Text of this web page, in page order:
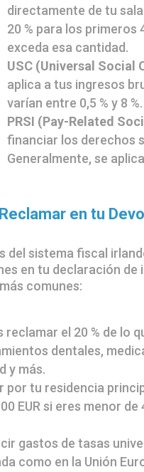
directamente de tu
20 % para los primeros
exceda esa cantidad.
USC (Universal Social
aplica a tus ingresos
varían entre 0,5 % y 8 %.
PRSI (Pay-Related
financiar los derechos
Generalmente, se
en tu
del sistema fiscal
en tu declaración de
comunes:
reclamar el 20 % de lo
dentales,
y más.
por tu residencia
EUR si eres menor de
gastos de tasas
como en la Unión